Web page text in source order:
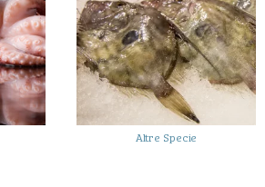
Altre Specie